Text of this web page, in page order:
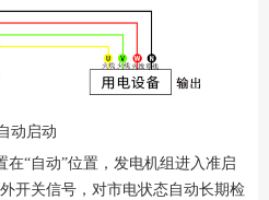
动启动
“自动”位置，发电机组进入准启
开关信号，对市电状态自动长期检